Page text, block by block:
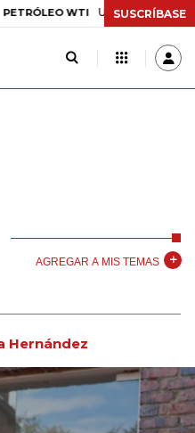
WTI US$ 75,09 -US$ 0,24
SUSCRÍBASE
AGREGAR A MIS TEMAS
Hernández